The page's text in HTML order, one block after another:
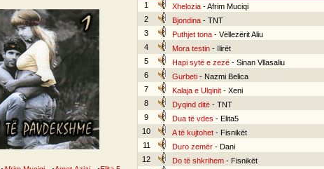
1 Xhelozia- Afrim Muciqi
2
Bjondina- TNT
3
Puthjet tona- Vëllezërit Aliu
4
Mora testin- Ilirët
5
Hapi sytë e zezë- Sinan Vllasaliu
6
Gurbeti- Nazmi Belica
7
Kalaja e Ulqinit- Xeni
8
Dyqind ditë- TNT
9
Dua të vdes - Elita5
10
A të kujtohet- Fisnikët
11
Duro zemër- Dani
12
Do të shkrihem- Fisnikët